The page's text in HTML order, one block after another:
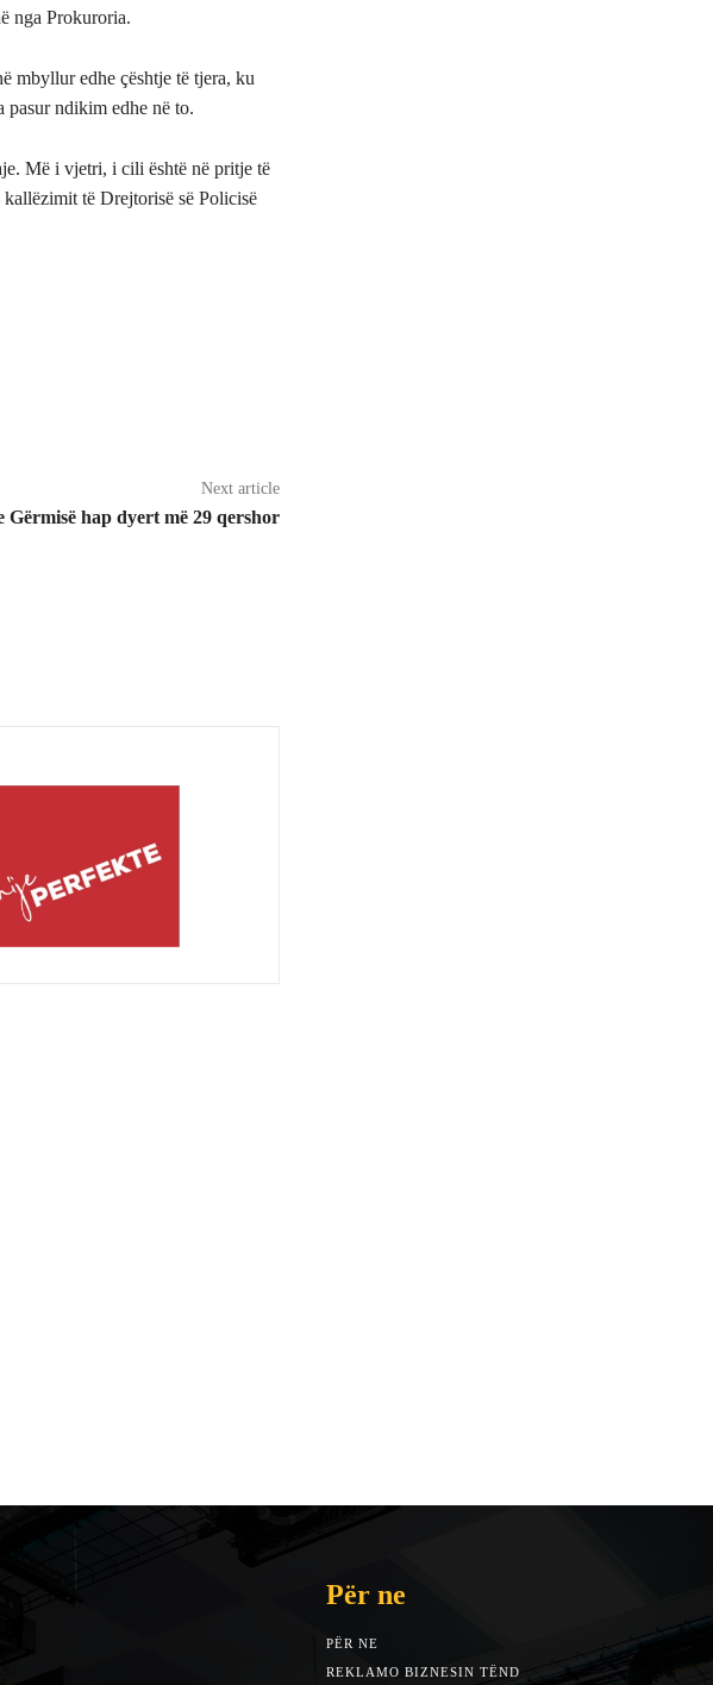
nga Prokuroria.
mbyllur edhe çështje të tjera, ku
pasur ndikim edhe në to.
Më i vjetri, i cili është në pritje të
të Drejtorisë së Policisë
Next article
Gërmisë hap dyert më 29 qershor
Për ne
PËR NE
REKLAMO BIZNESIN TËND